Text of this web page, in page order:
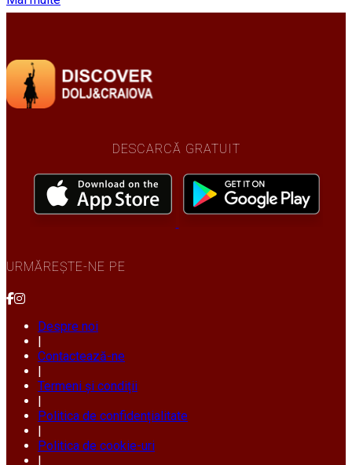
DESCARCĂ GRATUIT
URMĂREȘTE-NE PE
Despre noi
|
Contactează-ne
|
Termeni și condiții
|
Politica de confidențialitate
|
Politica de cookie-uri
|